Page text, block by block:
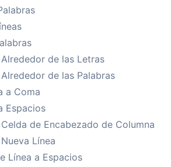
de las Letras
de las Palabras
a Coma
Espacios
de Encabezado de Columna
Línea
Línea a Espacios